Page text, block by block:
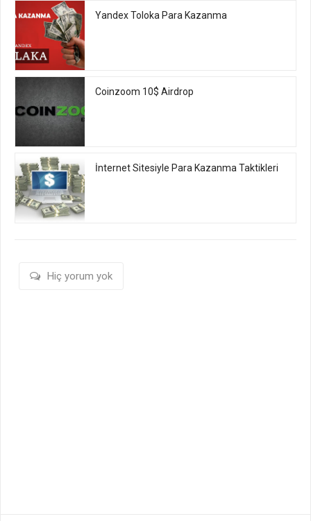
Yandex Toloka Para Kazanma
Coinzoom 10$ Airdrop
İnternet Sitesiyle Para Kazanma Taktikleri
Hiç yorum yok